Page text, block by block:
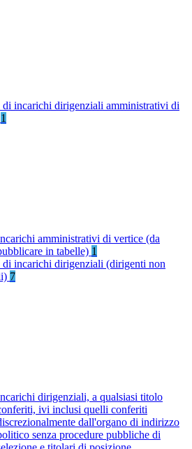
incarichi dirigenziali amministrativi di
1
amministrativi di vertice (da
in tabelle) 1
incarichi dirigenziali (dirigenti non
7
dirigenziali, a qualsiasi titolo
ivi inclusi quelli conferiti
dall'organo di indirizzo
senza procedure pubbliche di